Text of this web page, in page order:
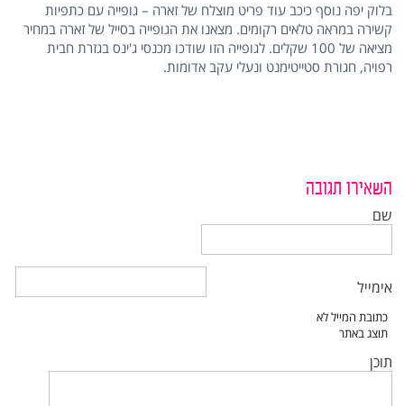
בלוק יפה נוסף כיכב עוד פריט מוצלח של זארה – גופייה עם כתפיות
קשירה במראה טלאים רקומים. מצאנו את הגופייה בסייל של זארה במחיר
מציאה של 100 שקלים. לגופייה הזו שודכו מכנסי ג'ינס בגזרת חבית
רפויה, חגורת סטייטימנט ונעלי עקב אדומות.
השאירו תגובה
שם
אימייל
תוכן